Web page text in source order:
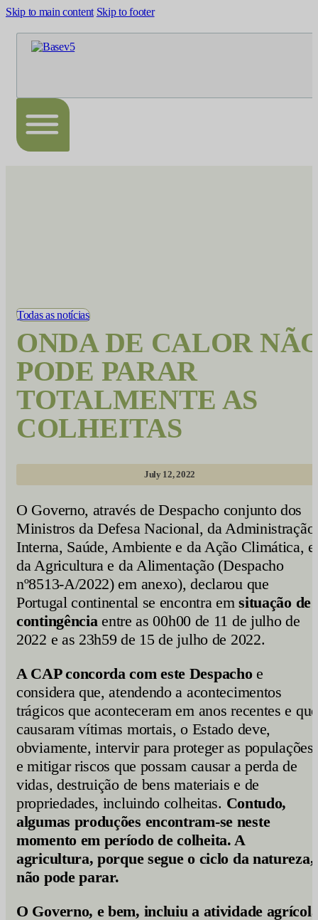
Skip to main content Skip to footer
Todas as notícias
ONDA DE CALOR
PODE PARAR
TOTALMENTE AS
COLHEITAS
July 12, 2022
O Governo, através de Despacho conjunto dos
Ministros da Defesa Nacional, da Administração
Interna, Saúde, Ambiente e da Ação Climática, e
da Agricultura e da Alimentação (Despacho
nº8513-A/2022) em anexo), declarou que
Portugal continental se encontra emsituação de
contingênciaentre as 00h00 de 11 de julho de
2022 e as 23h59 de 15 de julho de 2022.
A CAP concorda com este Despachoe
considera que, atendendo a acontecimentos
trágicos que aconteceram em anos recentes e que
causaram vítimas mortais, o Estado deve,
obviamente, intervir para proteger as populações
e mitigar riscos que possam causar a perda de
vidas, destruição de bens materiais e de
propriedades, incluindo colheitas. Contudo,
algumas produções encontram-se neste
momento em período de colheita. A
agricultura, porque segue o ciclo da natureza,
não pode parar.
O Governo, e bem, incluiu a atividade